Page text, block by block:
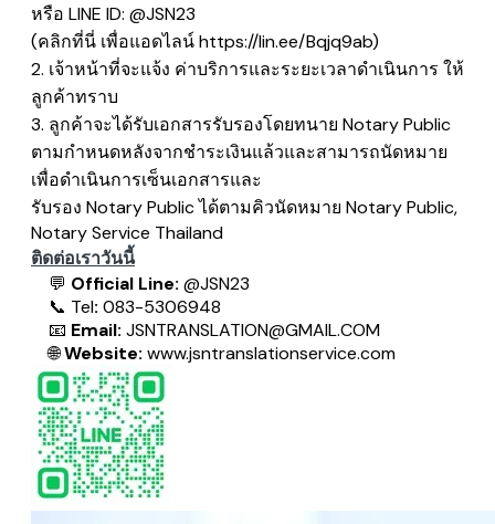
หรือ LINE ID: @JSN23
(คลิกที่นี่ เพื่อแอดไลน์https://lin.ee/Bqjq9ab)
2. เจ้าหน้าที่จะแจ้ง ค่าบริการและระยะเวลาดำเนินการ ให้
ลูกค้าทราบ
3. ลูกค้าจะได้รับเอกสารรับรองโดยทนาย Notary Public
ตามกำหนดหลังจากชำระเงินแล้วและสามารถนัดหมาย
เพื่อดำเนินการเซ็นเอกสารและ
​รับรอง Notary Public ได้ตามคิวนัดหมาย Notary Public,
Notary Service Thailand
ติดต่อเราวันนี้
💬 Official Line: @JSN23
📞 Tel: 083-5306948
📧 Email: JSNTRANSLATION@GMAIL.COM
🌐Website: www.jsntranslationservice.com